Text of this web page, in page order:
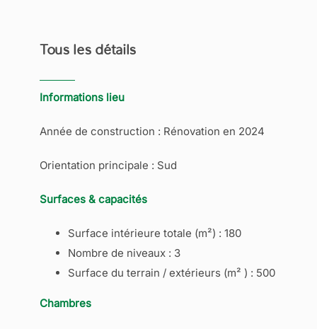
Tous les détails
Informations lieu
Année de construction : Rénovation en 2024
Orientation principale : Sud
Surfaces & capacités
Surface intérieure totale (m²) : 180
Nombre de niveaux : 3
Surface du terrain / extérieurs (m² ) : 500
Chambres